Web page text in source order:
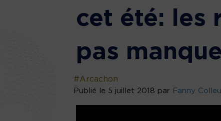
cet été: les
pas
#Arcachon
Publié le 5 juillet 2018 par Fanny